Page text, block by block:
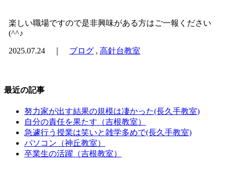
楽しい職場ですので是非興味がある方はご一報ください
(^^♪
2025.07.24 ｜ ブログ, 高針台教室
最近の記事
努力家が出す結果の規模は凄かった(長久手教室)
自分の責任を果たす（吉根教室）
急遽行う授業は笑いと雑学多めで(長久手教室)
パソコン（神丘教室）
卒業生の活躍（吉根教室）